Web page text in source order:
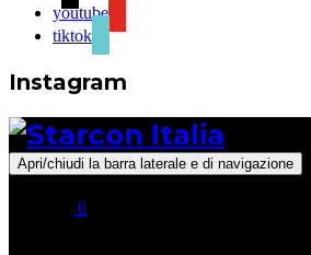
youtube
tiktok
Instagram
Apri/chiudi la barra laterale e di navigazione
0